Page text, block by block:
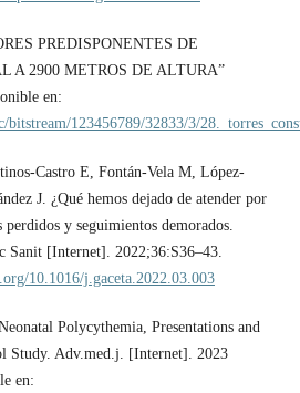
PREDISPONENTES DE
A 2900 METROS DE ALTURA”
en:
123456789/32833/3/
Castro E, Fontán-Vela M, López-
J. ¿Qué hemos dejado de atender por
y seguimientos demorados.
Sanit [Internet]. 2022;36:S36–43.
10.1016/j.gaceta.2022.03.003
Polycythemia, Presentations and
Study. Adv.med.j. [Internet]. 2023
en: